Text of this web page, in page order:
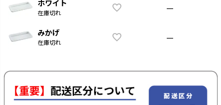
ホワイト
在庫切れ —
みかげ
在庫切れ —